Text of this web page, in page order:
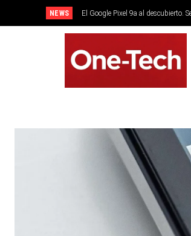
NEWS El Google Pixel 9a al descubierto.